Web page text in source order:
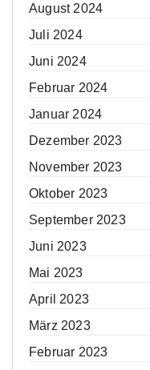
August 2024
Juli 2024
Juni 2024
Februar 2024
Januar 2024
Dezember 2023
November 2023
Oktober 2023
September 2023
Juni 2023
Mai 2023
April 2023
März 2023
Februar 2023